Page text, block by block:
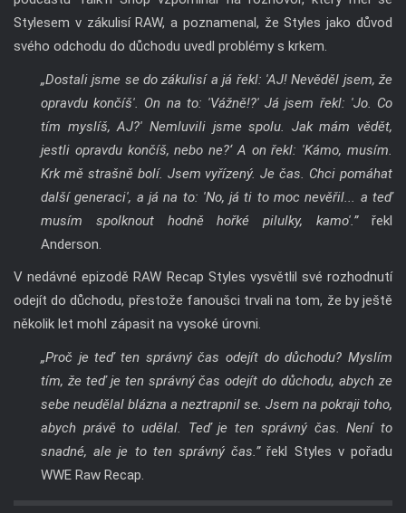
Stylesem v zákulisí RAW, a poznamenal, že Styles jako důvod
svého odchodu do důchodu uvedl problémy s krkem.
„Dostali jsme se do zákulisí a já řekl: 'AJ! Nevěděl jsem, že
opravdu končíš'. On na to: 'Vážně!?' Já jsem řekl: 'Jo. Co
tím myslíš, AJ?' Nemluvili jsme spolu. Jak mám vědět,
jestli opravdu končíš, nebo ne?‘ A on řekl: 'Kámo, musím.
Krk mě strašně bolí. Jsem vyřízený. Je čas. Chci pomáhat
další generaci', a já na to: 'No, já ti to moc nevěřil... a teď
musím spolknout hodně hořké pilulky, kamo'.”řekl
Anderson.
V nedávné epizodě RAW Recap Styles vysvětlil své rozhodnutí
odejít do důchodu, přestože fanoušci trvali na tom, že by ještě
několik let mohl zápasit na vysoké úrovni.
„Proč je teď ten správný čas odejít do důchodu? Myslím
tím, že teď je ten správný čas odejít do důchodu, abych ze
sebe neudělal blázna a neztrapnil se. Jsem na pokraji toho,
abych právě to udělal. Teď je ten správný čas. Není to
snadné, ale je to ten správný čas.”řekl Styles v pořadu
WWE Raw Recap.